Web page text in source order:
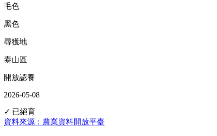
毛色
黑色
尋獲地
泰山區
開放認養
2026-05-08
✓ 已絕育
資料來源：農業資料開放平臺